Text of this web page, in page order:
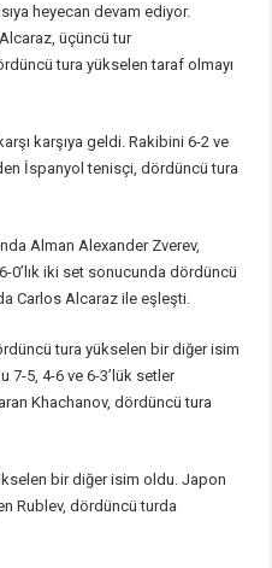
heyecan devam ediyor.
üçüncü tur
tura yükselen taraf olmayı
karşıya geldi. Rakibini 6-2 ve
İspanyol tenisçi, dördüncü tura
Alman Alexander Zverev,
0’lık iki set sonucunda dördüncü
Carlos Alcaraz ile eşleşti.
tura yükselen bir diğer isim
7-5, 4-6 ve 6-3’lük setler
Khachanov, dördüncü tura
bir diğer isim oldu. Japon
Rublev, dördüncü turda